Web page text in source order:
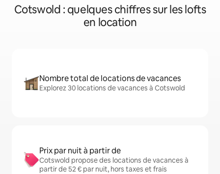
Cotswold : quelques chiffres sur les lofts
en location
Nombre total de locations de vacances
Explorez 30 locations de vacances à Cotswold
Prix par nuit à partir de
Cotswold propose des locations de vacances à
partir de 52 € par nuit, hors taxes et frais